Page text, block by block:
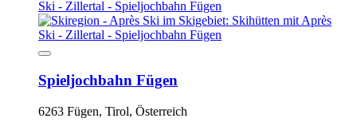
Spieljochbahn Fügen
6263 Fügen, Tirol, Österreich